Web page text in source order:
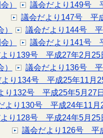
）
議会だより149号
議会だより147号 平
議会だより144号 平
）
議会だより141号
り139号 平成27年2月25
議会だより136号 平
り134号 平成25年11月
り132号 平成25年5月27日
より130号 平成24年11月
り128号 平成24年5月25
議会だより126号 平